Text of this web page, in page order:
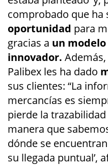
comprobado que ha
oportunidad para
gracias a un
innovador.
Palibex les ha dado
sus clientes: “La
mercancías es
pierde la
manera que
dónde se
su llegada puntual’,